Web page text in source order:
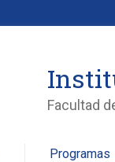
Facultad
Programas